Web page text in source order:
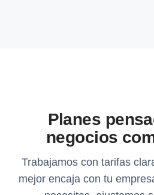
Planes
negocios
Trabajamos con tarifas
mejor encaja con tu